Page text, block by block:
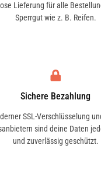
Lieferung für alle
Sperrgut wie z. B. Reifen.
Sichere Bezahlung
SSL-Verschlüsselung
sind deine Daten
und zuverlässig geschützt.